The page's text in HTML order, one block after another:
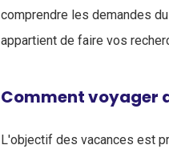
comprendre les demandes
appartient de faire vos
Comment voyager
L'objectif des vacances est